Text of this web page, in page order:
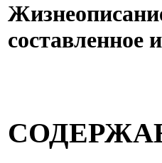
составленное